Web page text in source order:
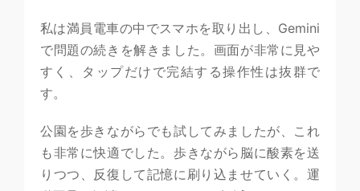
私は満員電車の中でスマホを取り出し、Gemini
で問題の続きを解きました。画面が非常に見や
すく、タップだけで完結する操作性は抜群で
す。
公園を歩きながらでも試してみましたが、これ
も非常に快適でした。歩きながら脳に酸素を送
りつつ、反復して記憶に刷り込ませていく。運